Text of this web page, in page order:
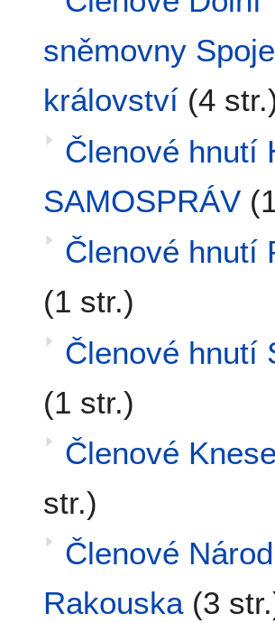
sněmovny
království (4
Členové hnutí
SAMOSPRÁV
Členové hnutí
(1 str.)
Členové hnutí
(1 str.)
Členové
str.)
Členové
Rakouska (3